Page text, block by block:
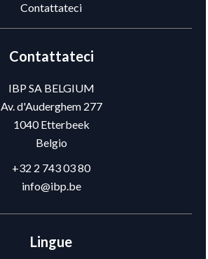
Contattateci
Contattateci
IBP SA BELGIUM
Av. d'Auderghem 277
1040Etterbeek
Belgio
+32 2 743 03 80
info@ibp.be
Lingue